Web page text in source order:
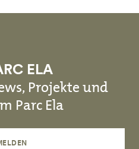
ELA
Projekte und
Parc Ela